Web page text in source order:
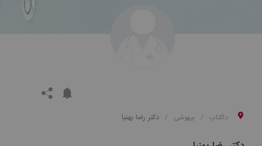
داکتاپ بیهوشی دکتر رضا بهنیا